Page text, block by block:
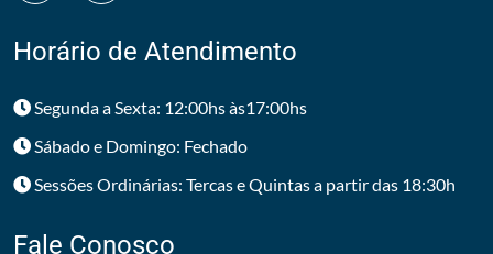
Horário de Atendimento
Segunda a Sexta: 12:00hs às17:00hs
Sábado e Domingo: Fechado
Sessões Ordinárias: Tercas e Quintas a partir das 18:30h
Fale Conosco